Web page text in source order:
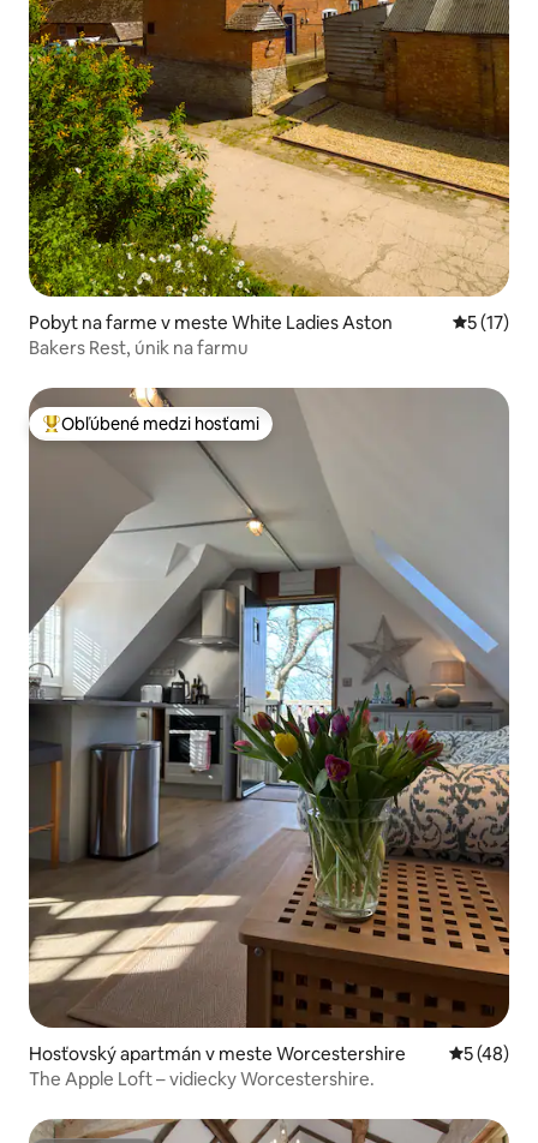
Pobyt na farme v meste White Ladies Aston
5 (17)
Bakers Rest, únik na farmu
Najobľúbenejšie medzi hosťami
Obľúbené medzi hosťami
Hosťovský apartmán v meste Worcestershire
5 (48)
The Apple Loft – vidiecky Worcestershire.